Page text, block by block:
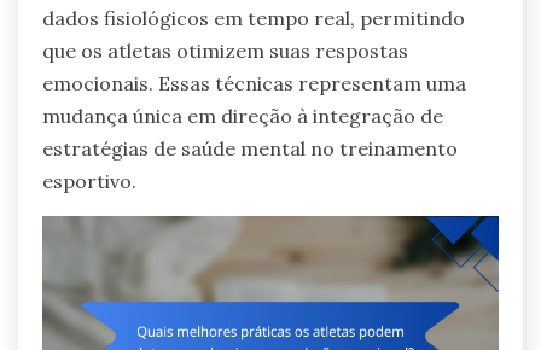
dados fisiológicos em tempo real, permitindo
que os atletas otimizem suas respostas
emocionais. Essas técnicas representam uma
mudança única em direção à integração de
estratégias de saúde mental no treinamento
esportivo.